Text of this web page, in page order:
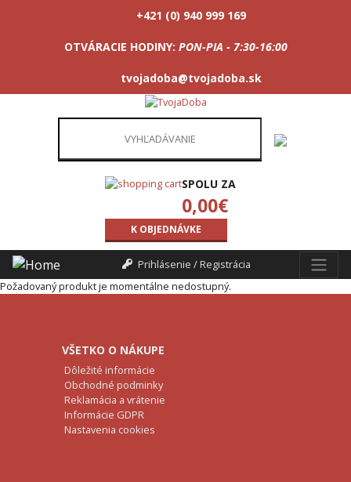
+421 (0) 940 999 169
OTVÁRACIE HODINY: PON-PIA - 7:30-16:00
tvojadoba@tvojadoba.sk
SPOLU ZA
0,00€
K OBJEDNÁVKE
Prihlásenie / Registrácia
Požadovaný produkt je momentálne nedostupný.
VŠETKO O NÁKUPE
Dôležité informácie
Obchodné podminky
Reklamácia a vrátenie
Informácie GDPR
Nastavenia cookies